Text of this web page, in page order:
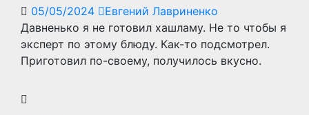
05/05/2024
Евгений Лавриненко
Давненько я не готовил хашламу. Не то чтобы я
эксперт по этому блюду. Как-то подсмотрел.
Приготовил по-своему, получилось вкусно.